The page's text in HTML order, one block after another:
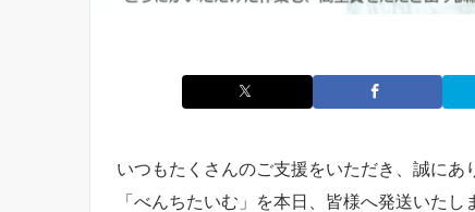
いつもたくさんのご支援をいただき、誠に
「べんちたいむ」を本日、皆様へ発送いたし